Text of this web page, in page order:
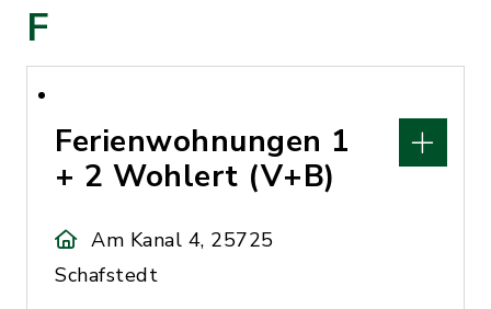
F
Ferienwohnungen 1
+ 2 Wohlert (V+B)
Am Kanal 4, 25725
Schafstedt